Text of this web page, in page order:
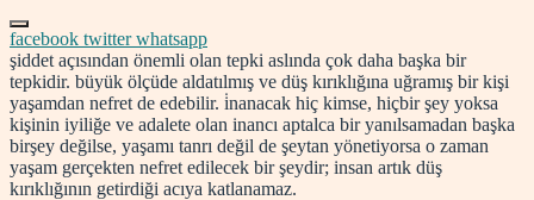
facebook twitterwhatsapp
şiddet açısından önemli olan tepki aslında çok daha başka bir
tepkidir. büyük ölçüde aldatılmış ve düş kırıklığına uğramış bir kişi
yaşamdan nefret de edebilir. i̇nanacak hiç kimse, hiçbir şey yoksa
kişinin iyiliğe ve adalete olan inancı aptalca bir yanılsamadan başka
birşey değilse, yaşamı tanrı değil de şeytan yönetiyorsa o zaman
yaşam gerçekten nefret edilecek bir şeydir; insan artık düş
kırıklığının getirdiği acıya katlanamaz.